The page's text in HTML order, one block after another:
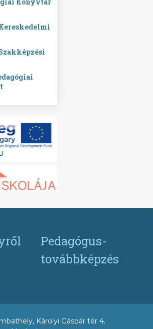
Pedagógus-
továbbképzés
Károlyi Gáspár tér 4.